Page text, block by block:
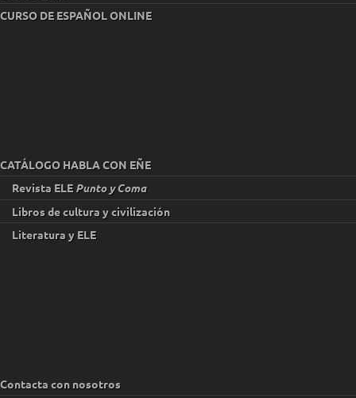
CURSO DE ESPAÑOL ONLINE
CATÁLOGO HABLA CON EÑE
Revista ELEPunto y Coma
Libros de cultura y civilización
Literatura y ELE
Contacta con nosotros